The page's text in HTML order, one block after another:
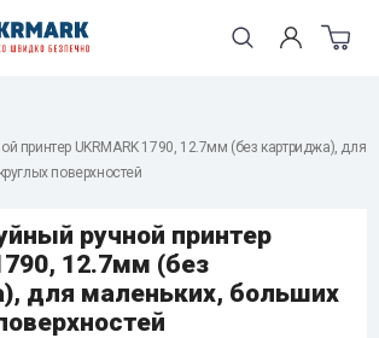
принтер UKRMARK 1790, 12.7мм (без картриджа), для
поверхностей
ручной принтер
12.7мм (без
для маленьких, больших